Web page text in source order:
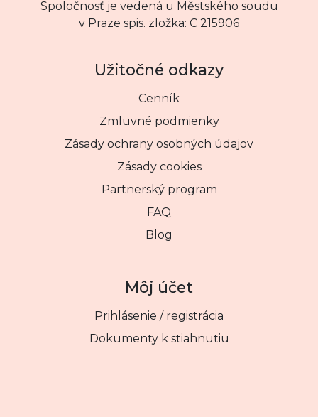
Spoločnosť je vedená u Městského soudu
v Praze spis. zložka: C 215906
Užitočné odkazy
Cenník
Zmluvné podmienky
Zásady ochrany osobných údajov
Zásady cookies
Partnerský program
FAQ
Blog
Môj účet
Prihlásenie / registrácia
Dokumenty k stiahnutiu